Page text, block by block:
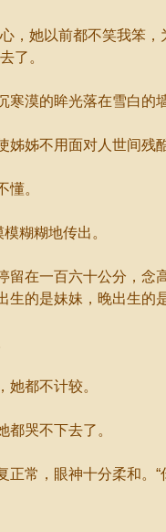
她以前都不笑我笨，
了。
漠的眸光落在雪白的
不用面对人世间残
。
糊糊地传出。
一百六十公分，念
生的是妹妹，晚出生的
都不计较。
哭不下去了。
，眼神十分柔和。“